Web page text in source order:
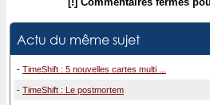
Actu du même sujet
- TimeShift : 5 nouvelles cartes multi ...
- TimeShift : Le postmortem